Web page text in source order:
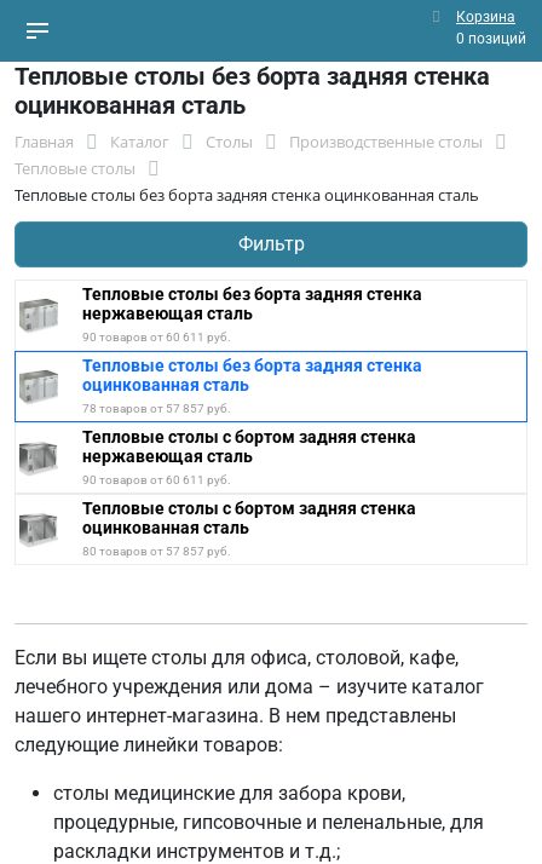
Корзина
0 позиций
Тепловые столы без борта задняя стенка
оцинкованная сталь
Главная Каталог Столы
Производственные столы
Тепловые столы
Тепловые столы без борта задняя стенка оцинкованная сталь
Фильтр
Тепловые столы без борта задняя стенка
нержавеющая сталь
90 товаров от 60 611 руб.
Тепловые столы без борта задняя стенка
оцинкованная сталь
78 товаров от 57 857 руб.
Тепловые столы с бортом задняя стенка
нержавеющая сталь
90 товаров от 60 611 руб.
Тепловые столы с бортом задняя стенка
оцинкованная сталь
80 товаров от 57 857 руб.
Если вы ищете столы для офиса, столовой, кафе,
лечебного учреждения или дома – изучите каталог
нашего интернет-магазина. В нем представлены
следующие линейки товаров:
столы медицинские для забора крови,
процедурные, гипсовочные и пеленальные, для
раскладки инструментов и т.д.;